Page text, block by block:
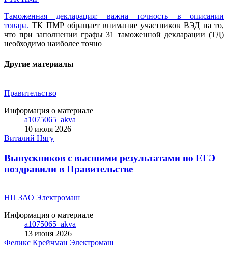
Таможенная декларация: важна точность в описании
товара. ТК ПМР обращает внимание участников ВЭД на то,
что при заполнении графы 31 таможенной декларации (ТД)
необходимо наиболее точно
Другие материалы
Правительство
Информация о материале
a1075065_akva
10 июля 2026
Виталий Нягу
Выпускников с высшими результатами по ЕГЭ
поздравили в Правительстве
НП ЗАО Электромаш
Информация о материале
a1075065_akva
13 июня 2026
Феликс Крейчман Электромаш